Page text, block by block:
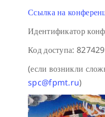
Ссылка на
Идентификатор
Код доступа: 827429
(если возникли
spc@fpmt.ru)